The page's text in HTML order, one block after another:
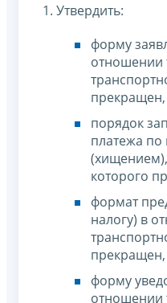
1. Утвердить:
форму
отношении
порядок
платежа по
(хищением),
которого
формат
налогу) в
форму
отношении